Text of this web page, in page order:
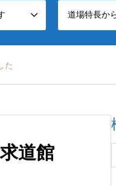
道場特長か
た
求道館